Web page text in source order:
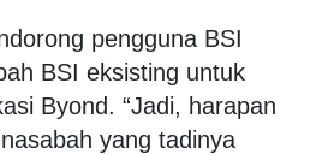
pengguna BSI
BSI eksisting untuk
Byond. “Jadi, harapan
yang tadinya